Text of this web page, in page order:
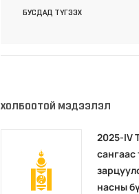
БУСДАД ТҮГЭЭХ
ХОЛБООТОЙ МЭДЭЭЛЭЛ
2025-IV
сангаас
насны